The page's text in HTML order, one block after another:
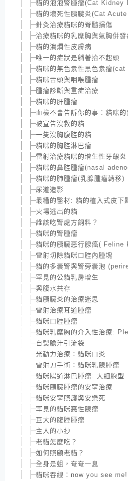
貓的泡泡腎腫瘤(Cat
貓的壞死性胰臟炎(Cat
針灸治療貓咪的脊髓損傷
治療貓咪的乳糜胸與氣胸併發
貓的潰爛性皮膚病
唯一的症狀是躺著抬不起頭
貓咪的無色素性黑色素瘤
貓咪舌頭與咽喉腫瘤
腫瘤診斷與重症治療
貓咪的肝腫瘤
血檢不會告訴你的事：貓咪
被宣告沒救的貓
一隻沒胸腹腔的貓
貓咪的胸腔淋巴瘤
雷射治療貓咪的增生性牙齦炎
貓咪的鼻腔腫瘤(nasal
貓咪的肺腫瘤(乳腺腫瘤轉移)
尿道造影
最糟的醫材: 貓的植入式皮下
火場逃出的貓
誰該吃腎處方飼料？
貓咪的腎腫瘤
貓咪的胰臟惡行腺癌(
雷射切除貓咪口腔內腫塊
貓的多囊腎與腎旁囊泡
罕見的公貓乳房增生
與腹水共存
貓胰臟炎的治療迷思
雷射治療耳道腫瘤
貓咪口腔腫瘤
貓咪乳糜胸的介入性治療:
自製膽汁引流袋
光動力治療：貓咪口炎
雷射刀手術：貓咪乳腺腫瘤
貓咪腸道淋巴腫瘤: 大細胞型
貓咪胰臟腫瘤的安寧治療
貓咪安寧照護與安樂死
罕見的貓咪惡性腺瘤
巨大的腹腔腫瘤
主人的小抄
老貓怎麼吃？
如何照顧老貓？
全身是蛆，奄奄一息
貓咪吞線：now you see me!